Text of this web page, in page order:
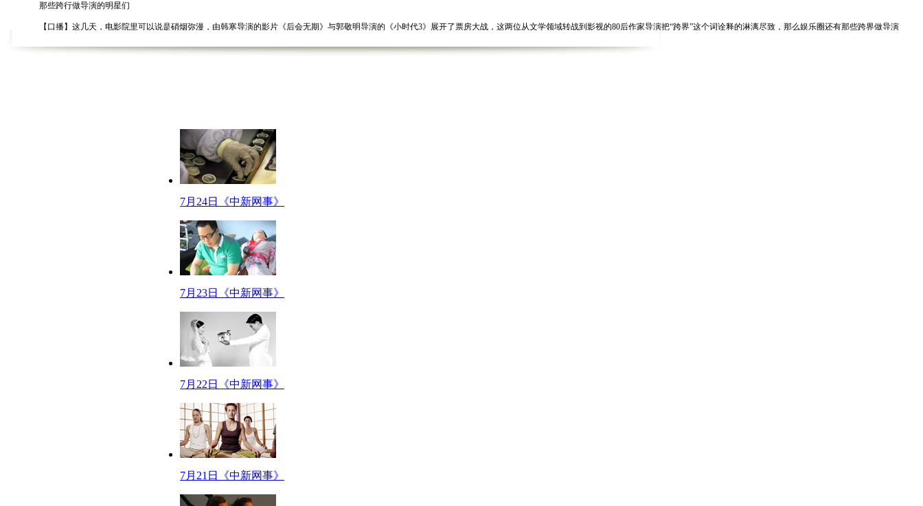
那些跨行做导演的明星们
【口播】这几天，电影院里可以说是硝烟弥漫，由韩寒导演的影片《后会无期》与郭敬明导演的《小时代3》展开了票房大战，这两位从文学领域转战到影视的80后作家导演把“跨界”这个词诠释的淋漓尽致，那么娱乐圈还有那些跨界做导演
歌手当导演代表，周杰伦，《不能说的秘密》是歌手周杰伦的导演处女作，让人见识到他除了音乐之外的导演才能，影片全国首日票房就达到了600万，成为2007年截至该影片上映时，国产片首日票房纪录。
演员当导演代表，徐静蕾、徐峥、赵薇，《杜拉拉升职记》不是徐静蕾自导自演的第一部影片，却是她的第一部商业大片，票房形势也颇为喜人，全国首日票房达到了850万元的成绩，创下了2010年华语片首映日的票房新高。而同样作为演
员的徐峥也因为自导自演了《泰囧》而在2012年底上映首日就斩获了3650的票房，成为近十年来国产影片历史上首日票房第二名，作为一部投资只有3000万元的小成本影片，徐峥的这次跨界，可谓是叫座又叫好。这之后，由小燕子赵薇执导的
电影《致我们终将逝去的青春》也在2-13年上映，首日票房超过4500万，刷新了之前《泰囧》创下的2D华语电影首日票房记录，真的是长江后浪推前浪，大家一起刷票房啊！
MV导演涉猎大屏幕代表，王岳伦，MV导演出身的王岳伦已经拍过两部大荧幕电影，《十全九美》、和《熊猫大侠》，但这两部影片的首日票房均未曾公开，从总体票房来看，08年的《十全九美》达到5400万，09年的《熊猫大侠》3000
万，不仅如此，王岳伦还因此收获了一段佳缘，和李湘结为夫妻，并在日后组成夫妻档，取得了不错的佳绩。
广告导演染指大电影代表，肖央，立志于当广告导演的肖央，其自导自演的大荧幕处女座《老男孩之猛龙过江》由筷子兄弟成员主演，7月10日全国上映，首日票房达到了2500万，从微电影到大电影，肖央的励志形象受到了观众的认可。
所谓不想当歌手的作家不是好导演，节目里这些跨界的明星们生动的向我们诠释了这句话，其实只要能呈现出好的作品给观众，票房都会给他们鼓励，所以期待更多的跨界导演给我们交出优秀的成绩单吧！
今天跟一女客户谈生意，她一直用腿蹭呱呱的腿，我刚开始很反感这种行为，可最后我还是情不自禁跟她回家，因为她的腿毛和我的腿毛打结了。
南充养猪场一女老板与男友吵架后，男友负气出走，养猪场女老板故意报假警诬告男友，让警察跑腿在3000公里之外抓回男友！当然她也被判处有期徒刑1年,缓刑1年2个月。不过这还不是高潮，本来负气出走的男友被抓回后，感觉到了女
不得不说，这年头当警察真的不容易，可还有人成天给他们找麻烦。供职于《经济观察报》的记者仇子明与《足球》报记者赵震，因琐事吵嘴后互相约架，称要到济南这个“中立”场地互殴三场，看谁能赢。对此，济南警方发微博警告说：
无论是谁，在济南违法犯罪，决不姑息！其实呱呱我觉得，在媒体上动嘴约架没意思，还要惊动警察叔叔，有本事自己悄悄解决，省得浪费大家的时间。
一个小偷偷了2000箱凉茶饮料，找了三个小伙伴，里里外外忙了12个小时，才把这些饮料通通倒光。这3万多只空瓶加上2000多个纸盒，张某最后分得了115元。可你要知道，这些饮料原本价值17万啊！呱呱我只想说，这是行为艺术吗？难
7月24日《中新网事》
7月23日《中新网事》
7月22日《中新网事》
7月21日《中新网事》